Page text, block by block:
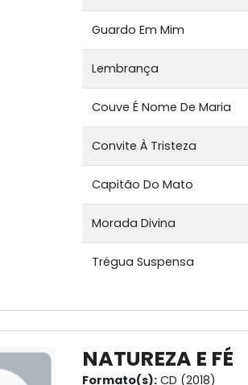
Guardo Em Mim
Lembrança
Couve É Nome De Maria
Convite À Tristeza
Capitão Do Mato
Morada Divina
Trégua Suspensa
NATUREZA E FÉ
Formato(s): CD (2018)